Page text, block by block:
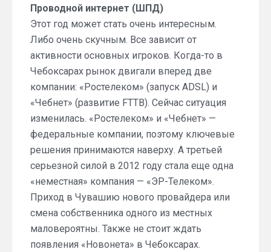
Проводной интернет (ШПД)
Этот год может стать очень интересным.
Либо очень скучным. Все зависит от
активности основных игроков. Когда-то в
Чебоксарах рынок двигали вперед две
компании: «Ростелеком» (запуск ADSL) и
«Чебнет» (развитие FTTB). Сейчас ситуация
изменилась. «Ростелеком» и «Чебнет» —
федеральные компании, поэтому ключевые
решения принимаются наверху. А третьей
серьезной силой в 2012 году стала еще одна
«неместная» компания — «ЭР-Телеком».
Приход в Чувашию нового провайдера или
смена собственника одного из местных
маловероятны. Также не стоит ждать
появления «Новонета» в Чебоксарах.